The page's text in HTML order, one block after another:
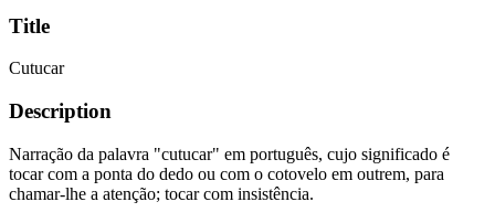
Title
Cutucar
Description
Narração da palavra "cutucar" em português, cujo significado é
tocar com a ponta do dedo ou com o cotovelo em outrem, para
chamar-lhe a atenção; tocar com insistência.